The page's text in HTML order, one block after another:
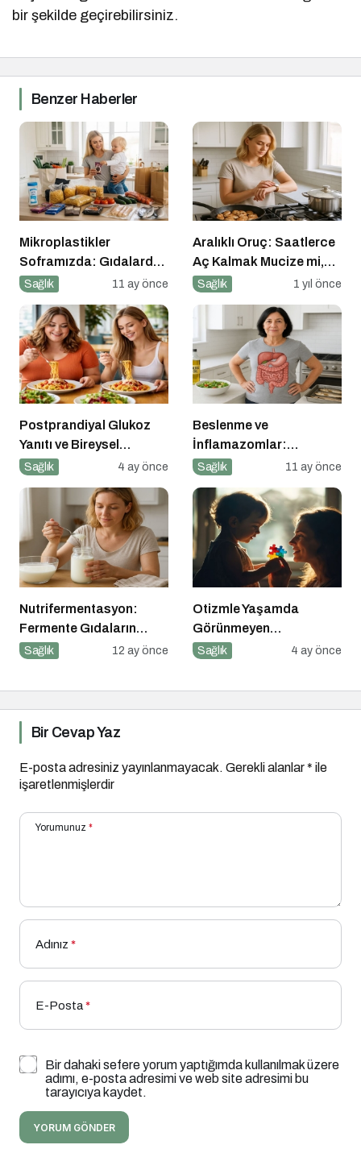
bir şekilde geçirebilirsiniz.
Benzer Haberler
Mikroplastikler
Soframızda: Gıdalardan
Bedenimize Nasıl
Sağlık 11 ay önce
Aralıklı Oruç: Saatlerce
Aç Kalmak Mucize mi,
Geçici Bir Trend Mi?
Sağlık 1 yıl önce
Postprandiyal Glukoz
Yanıtı ve Bireysel
Farklılıklar
Sağlık 4 ay önce
Beslenme ve
İnflamazomlar:
Bağırsaktan Hücre
Sessiz Savaş
Sağlık 11 ay önce
Nutrifermentasyon:
Fermente Gıdaların
Beslenmedeki Yeri ve
Sağlık 12 ay önce
Otizmle Yaşamda
Görünmeyen
Kahramanlar
Sağlık 4 ay önce
Bir Cevap Yaz
E-posta adresiniz yayınlanmayacak. Gerekli alanlar* ile
işaretlenmişlerdir
Yorumunuz *
Adınız *
E-Posta*
Bir dahaki sefere yorum yaptığımda kullanılmak üzere
adımı, e-posta adresimi ve web site adresimi bu
tarayıcıya kaydet.
YORUM GÖNDER